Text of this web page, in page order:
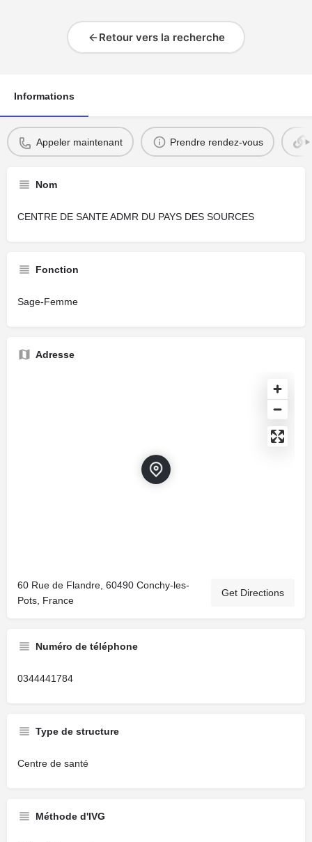
Retour vers la recherche
Informations
Appeler maintenant Prendre rendez-vous
Nom
CENTRE DE SANTE ADMR DU PAYS DES SOURCES
Fonction
Sage-Femme
Adresse
60 Rue de Flandre, 60490 Conchy-les-
Pots, France
Get Directions
Numéro de téléphone
0344441784
Type de structure
Centre de santé
Méthode d'IVG